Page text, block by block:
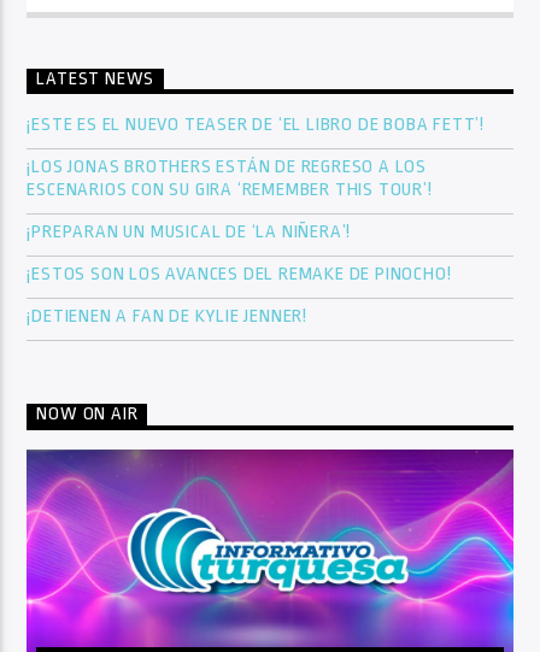
LATEST NEWS
¡ESTE ES EL NUEVO TEASER DE ‘EL LIBRO DE BOBA FETT’!
¡LOS JONAS BROTHERS ESTÁN DE REGRESO A LOS
ESCENARIOS CON SU GIRA ‘REMEMBER THIS TOUR’!
¡PREPARAN UN MUSICAL DE ‘LA NIÑERA’!
¡ESTOS SON LOS AVANCES DEL REMAKE DE PINOCHO!
¡DETIENEN A FAN DE KYLIE JENNER!
NOW ON AIR